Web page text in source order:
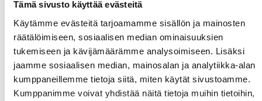
Tämä sivusto käyttää evästeitä
Käytämme evästeitä tarjoamamme sisällön ja mainosten
räätälöimiseen, sosiaalisen median ominaisuuksien
tukemiseen ja kävijämäärämme analysoimiseen. Lisäksi
jaamme sosiaalisen median, mainosalan ja analytiikka-alan
kumppaneillemme tietoja siitä, miten käytät sivustoamme.
Kumppanimme voivat yhdistää näitä tietoja muihin tietoihin,
riippuen
talvesta ja siitä,
paljonko puuta
käytetään
lämmityksessä.